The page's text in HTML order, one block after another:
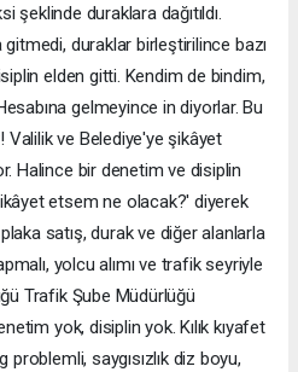
şeklinde duraklara dağıtıldı.
gitmedi, duraklar birleştirilince bazı
elden gitti. Kendim de bindim,
gelmeyince in diyorlar. Bu
ve Belediye'ye şikâyet
Halince bir denetim ve disiplin
etsem ne olacak?' diyerek
satış, durak ve diğer alanlarla
yolcu alımı ve trafik seyriyle
Trafik Şube Müdürlüğü
yok, disiplin yok. Kılık kıyafet
saygısızlık diz boyu,